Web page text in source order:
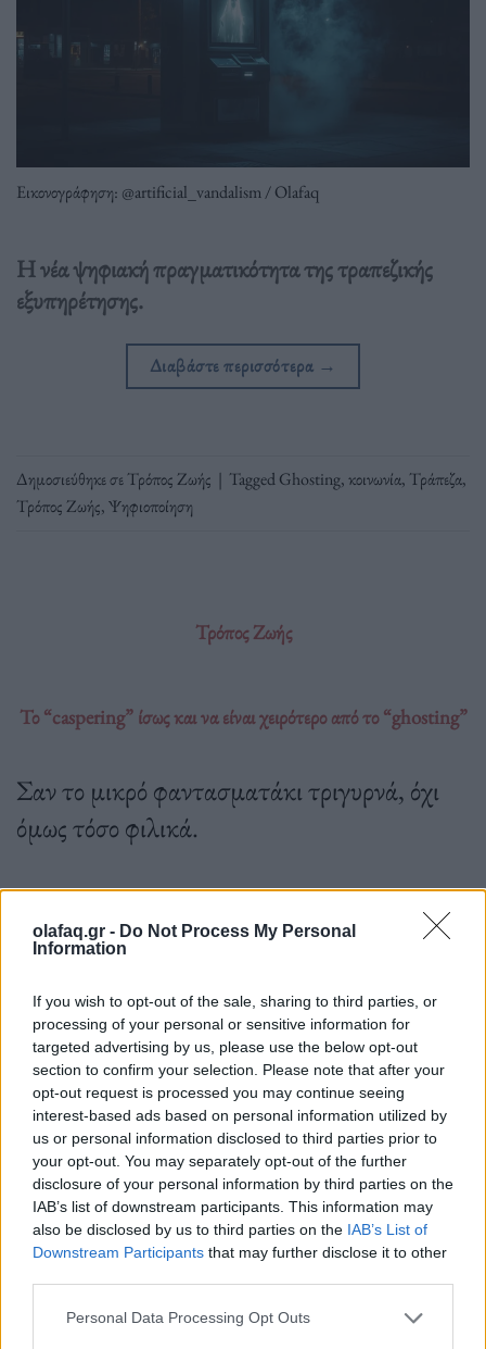
olafaq.gr - Do Not Process My Personal
Information
If you wish to opt-out of the sale, sharing to third parties, or
processing of your personal or sensitive information for
targeted advertising by us, please use the below opt-out
section to confirm your selection. Please note that after your
opt-out request is processed you may continue seeing
interest-based ads based on personal information utilized by
us or personal information disclosed to third parties prior to
your opt-out. You may separately opt-out of the further
disclosure of your personal information by third parties on the
IAB’s list of downstream participants. This information may
also be disclosed by us to third parties on the IAB’s List of
Downstream Participants that may further disclose it to other
Personal Data Processing Opt Outs
Εικονογράφηση: @artificial_vandalism / Olafaq
Η νέα ψηφιακή πραγματικότητα της τραπεζικής
εξυπηρέτησης.
Διαβάστε περισσότερα →
Δημοσιεύθηκε σεΤρόπος Ζωής | TaggedGhosting,κοινωνία, Τράπεζα,
Τρόπος Ζωής,Ψηφιοποίηση
Τρόπος Ζωής
Το “caspering” ίσως και να είναι χειρότερο από το “ghosting”
Σαν το μικρό φαντασματάκι τριγυρνά, όχι
όμως τόσο φιλικά.
09.11.2023